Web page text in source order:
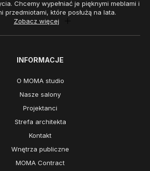
Chcemy wypełniać je pięknymi meblami i
przedmiotami, które posłużą na lata.
Zobacz więcej
INFORMACJE
O MOMA studio
Nasze salony
Projektanci
Strefa architekta
Kontakt
Wnętrza publiczne
MOMA Contract